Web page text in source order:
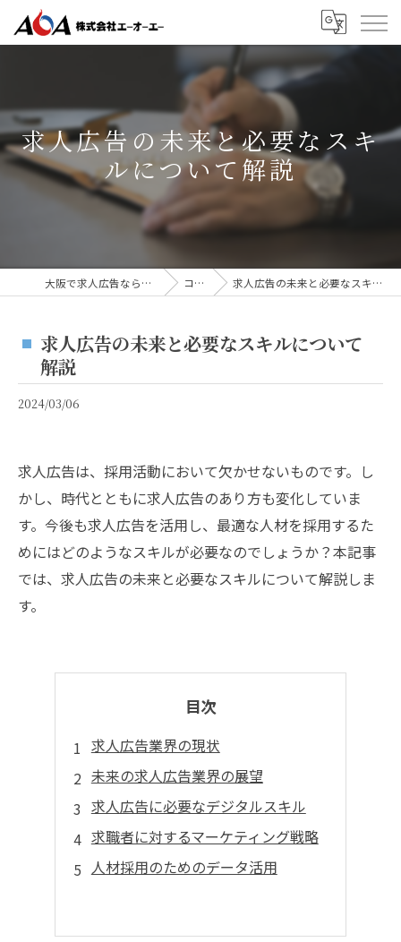
求人広告の未来と必要なスキ
ルについて解説
大阪で求人広告なら株式会社AOA コラム 求人広告の未来と必要なスキルについて解説
求人広告の未来と必要なスキルについて
解説
2024/03/06
求人広告は、採用活動において欠かせないものです。し
かし、時代とともに求人広告のあり方も変化していま
す。今後も求人広告を活用し、最適な人材を採用するた
めにはどのようなスキルが必要なのでしょうか？本記事
では、求人広告の未来と必要なスキルについて解説しま
す。
目次
求人広告業界の現状
未来の求人広告業界の展望
求人広告に必要なデジタルスキル
求職者に対するマーケティング戦略
人材採用のためのデータ活用